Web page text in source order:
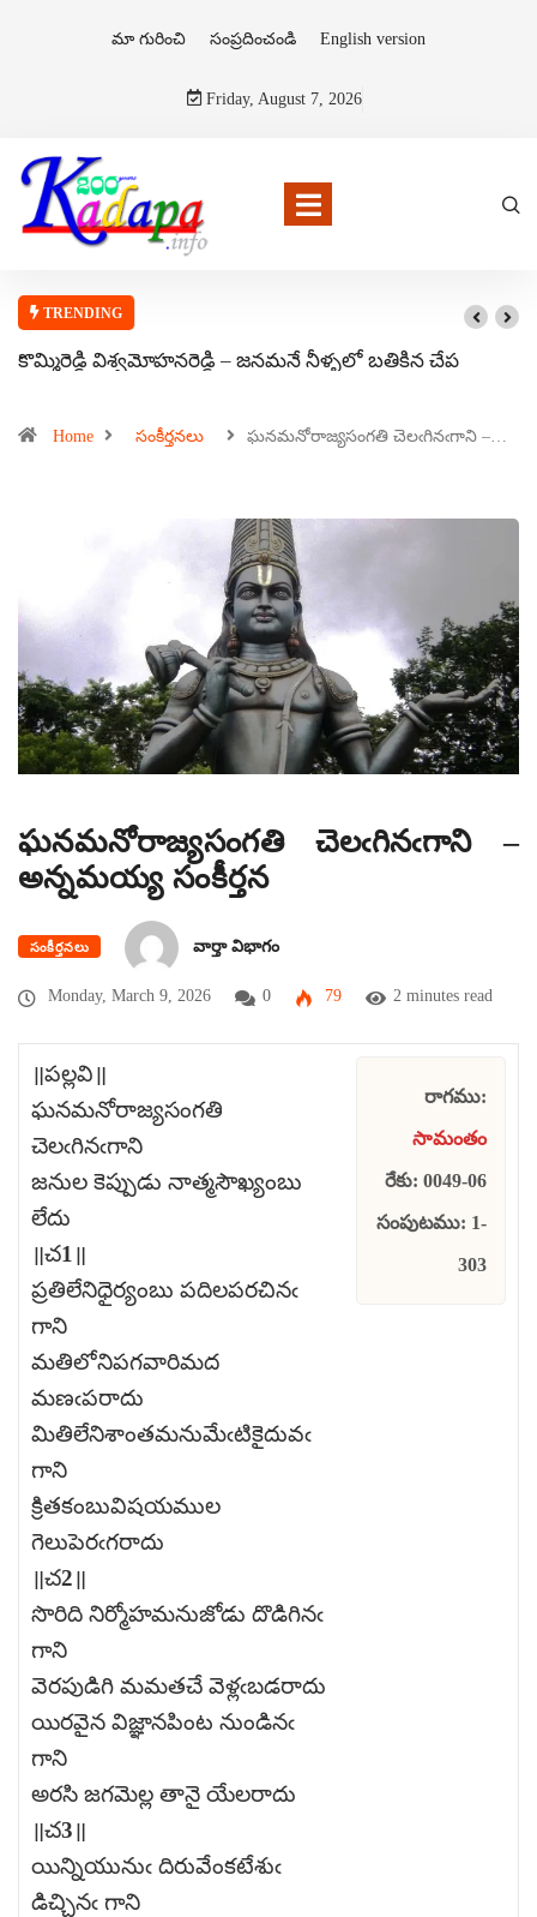
మా గురించి సంప్రదించండి English version
Friday, August 7, 2026
TRENDING
కొమ్మిరెడ్డి విశ్వమోహనరెడ్డి – జనమనే నీళ్ళలో బతికిన చేప
Home సంకీర్తనలు ఘనమనోరాజ్యసంగతి చెలఁగినఁగాని –…
ఘనమనోరాజ్యసంగతి చెలఁగినఁగాని –
అన్నమయ్య సంకీర్తన
సంకీర్తనలు వార్తా విభాగం
Monday, March 9, 2026 0 79 2 minutes read
॥పల్లవి॥
ఘనమనోరాజ్యసంగతి
చెలఁగినఁగాని
జనుల కెప్పుడు నాత్మసౌఖ్యంబు
లేదు
॥చ1॥
ప్రతిలేనిధైర్యంబు పదిలపరచినఁ
గాని
మతిలోనిపగవారిమద
మణఁపరాదు
మితిలేనిశాంతమనుమేఁటికైదువఁ
గాని
క్రితకంబువిషయముల
గెలుపెరఁగరాదు
॥చ2॥
సొరిది నిర్మోహమనుజోడు దొడిగినఁ
గాని
వెరపుడిగి మమతచే వెళ్లఁబడరాదు
యిరవైన విజ్ఞానపింట నుండినఁ
గాని
అరసి జగమెల్ల తానై యేలరాదు
॥చ3॥
యిన్నియునుఁ దిరువేంకటేశుఁ
డిచ్చినఁ గాని
రాగము:
సామంతం
రేకు: 0049-06
సంపుటము: 1-
303